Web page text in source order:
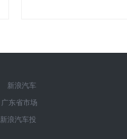
新浪汽车
广东省市场
新浪汽车投